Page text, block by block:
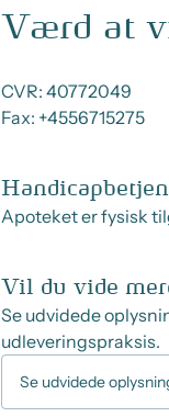
Værd at
CVR: 40772049
Fax: +4556715275
Apoteket er fysisk
Vil du vide
Se udvidede
udleveringspraksis.
Se udvidede